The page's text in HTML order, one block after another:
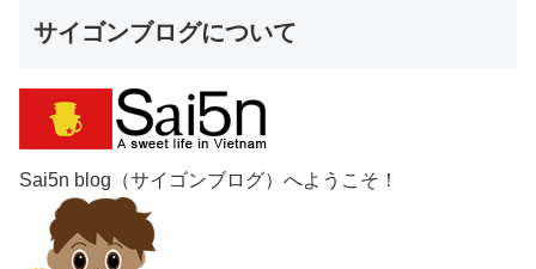
サイゴンブログについて
Sai5n blog（サイゴンブログ）へようこそ！